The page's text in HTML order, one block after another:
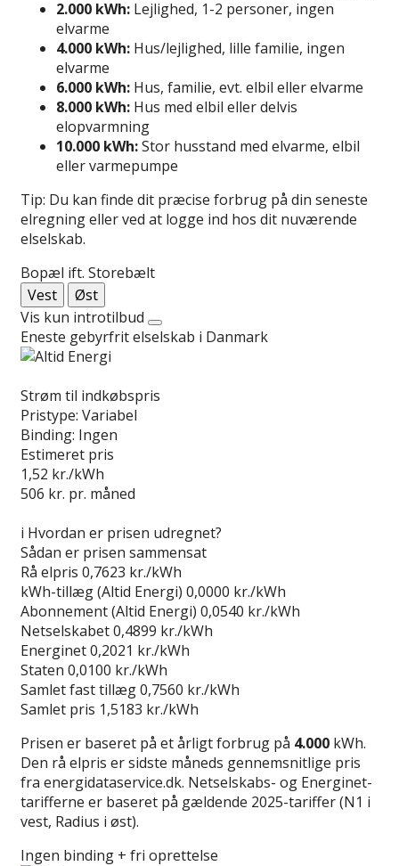
2.000 kWh: Lejlighed, 1-2 personer, ingen
elvarme
4.000 kWh: Hus/lejlighed, lille familie, ingen
elvarme
6.000 kWh: Hus, familie, evt. elbil eller elvarme
8.000 kWh: Hus med elbil eller delvis
elopvarmning
10.000 kWh:Stor husstand med elvarme, elbil
eller varmepumpe
Tip: Du kan finde dit præcise forbrug på din seneste
elregning eller ved at logge ind hos dit nuværende
elselskab.
Bopæl ift. Storebælt
Vest
Øst
Vis kun introtilbud
Eneste gebyrfrit elselskab i Danmark
Strøm til indkøbspris
Pristype: Variabel
Binding: Ingen
Estimeret pris
1,52 kr./kWh
506 kr. pr. måned
i Hvordan er prisen udregnet?
Sådan er prisen sammensat
Rå elpris 0,7623 kr./kWh
kWh-tillæg (Altid Energi) 0,0000 kr./kWh
Abonnement (Altid Energi) 0,0540 kr./kWh
Netselskabet0,4899 kr./kWh
Energinet0,2021 kr./kWh
Staten 0,0100 kr./kWh
Samlet fast tillæg0,7560 kr./kWh
Samlet pris 1,5183 kr./kWh
Prisen er baseret på et årligt forbrug på 4.000 kWh.
Den rå elpris er sidste måneds gennemsnitlige pris
fra energidataservice.dk. Netselskabs- og Energinet-
tarifferne er baseret på gældende 2025-tariffer (N1 i
vest, Radius i øst).
Ingen binding + fri oprettelse